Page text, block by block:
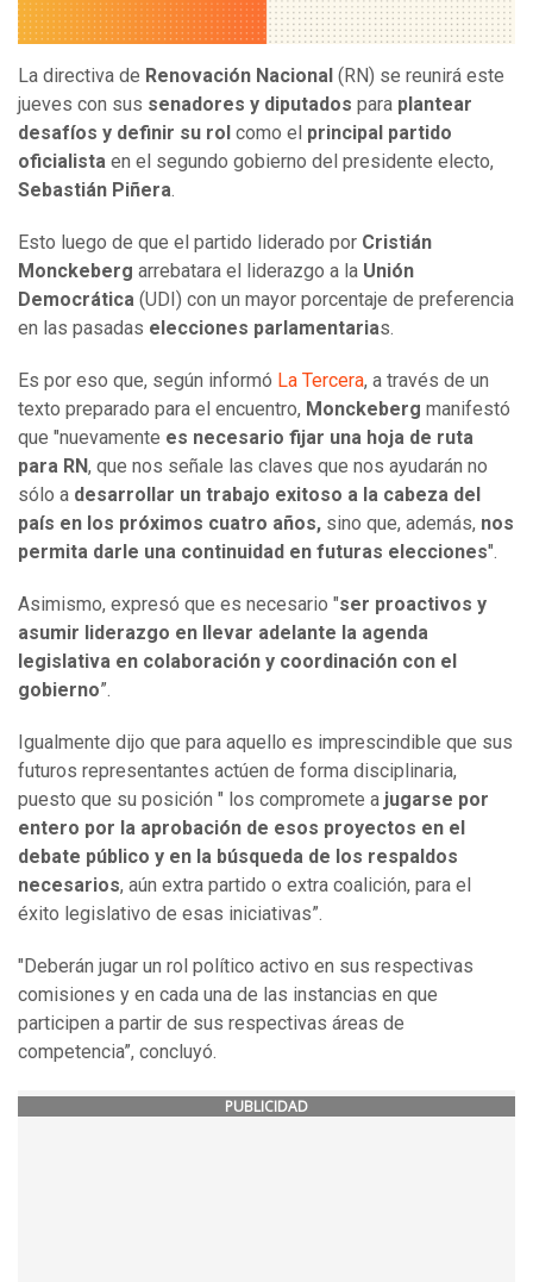
La directiva de Renovación Nacional (RN) se reunirá este
jueves con sus senadores y diputados para plantear
desafíos y definir su rol como el principal partido
oficialista en el segundo gobierno del presidente electo,
Sebastián Piñera.
Esto luego de que el partido liderado por Cristián
Monckeberg arrebatara el liderazgo a la Unión
Democrática (UDI) con un mayor porcentaje de preferencia
en las pasadas elecciones parlamentarias.
Es por eso que, según informó La Tercera, a través de un
texto preparado para el encuentro, Monckeberg manifestó
que "nuevamente es necesario fijar una hoja de ruta
para RN, que nos señale las claves que nos ayudarán no
sólo a desarrollar un trabajo exitoso a la cabeza del
país en los próximos cuatro años, sino que, además, nos
permita darle una continuidad en futuras elecciones".
Asimismo, expresó que es necesario "ser proactivos y
asumir liderazgo en llevar adelante la agenda
legislativa en colaboración y coordinación con el
gobierno”.
Igualmente dijo que para aquello es imprescindible que sus
futuros representantes actúen de forma disciplinaria,
puesto que su posición " los compromete a jugarse por
entero por la aprobación de esos proyectos en el
debate público y en la búsqueda de los respaldos
necesarios, aún extra partido o extra coalición, para el
éxito legislativo de esas iniciativas”.
"Deberán jugar un rol político activo en sus respectivas
comisiones y en cada una de las instancias en que
participen a partir de sus respectivas áreas de
competencia”, concluyó.
PUBLICIDAD